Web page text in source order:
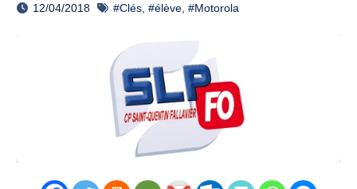
12/04/2018 #Clés #élève #Motorola